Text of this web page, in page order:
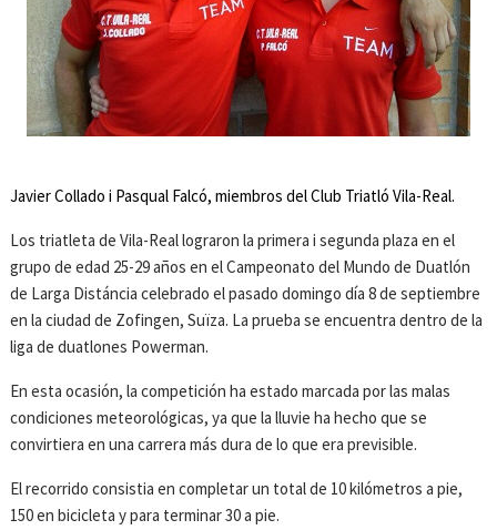
Javier Collado i Pasqual Falcó, miembros del Club Triatló Vila-Real.
Los triatleta de Vila-Real lograron la primera i segunda plaza en el
grupo de edad 25-29 años en el Campeonato del Mundo de Duatlón
de Larga Distáncia celebrado el pasado domingo día 8 de septiembre
en la ciudad de Zofingen, Suïza. La prueba se encuentra dentro de la
liga de duatlones Powerman.
En esta ocasión, la competición ha estado marcada por las malas
condiciones meteorológicas, ya que la lluvie ha hecho que se
convirtiera en una carrera más dura de lo que era previsible.
El recorrido consistia en completar un total de 10 kilómetros a pie,
150 en bicicleta y para terminar 30 a pie.